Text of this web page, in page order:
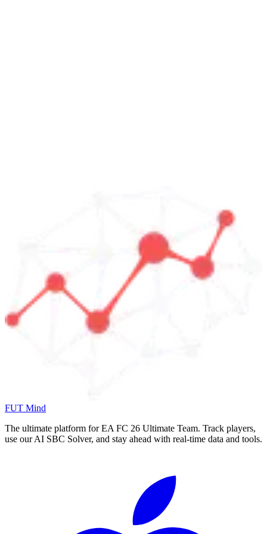
FUT Mind
The ultimate platform for EA FC 26 Ultimate Team. Track players,
use our AI SBC Solver, and stay ahead with real-time data and tools.